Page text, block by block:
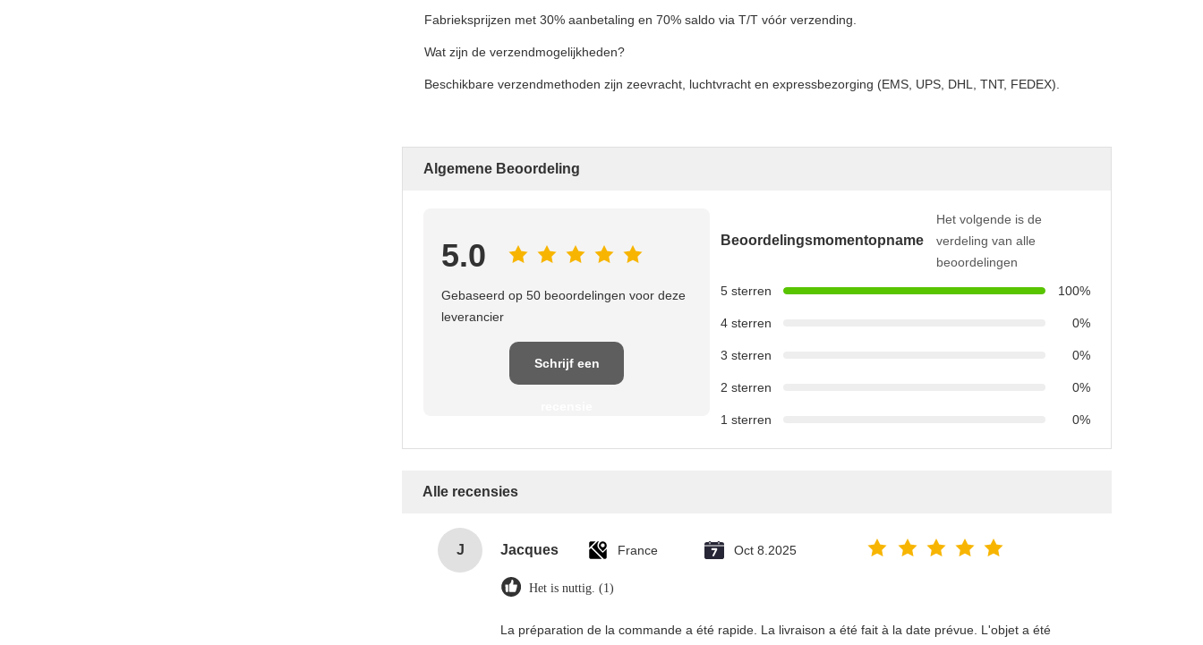
Fabrieksprijzen met 30% aanbetaling en 70% saldo via T/T vóór verzending.
Wat zijn de verzendmogelijkheden?
Beschikbare verzendmethoden zijn zeevracht, luchtvracht en expressbezorging (EMS, UPS, DHL, TNT, FEDEX).
Algemene Beoordeling
5.0
Gebaseerd op 50 beoordelingen voor deze
leverancier
Schrijf een
Beoordelingsmomentopname
Het volgende is de
verdeling van alle
beoordelingen
5 sterren
100%
4 sterren 0%
3 sterren 0%
2 sterren 0%
1 sterren 0%
Alle recensies
J Jacques France Oct 8.2025
Het is nuttig. (1)
La préparation de la commande a été rapide. La livraison a été fait à la date prévue. L'objet a été